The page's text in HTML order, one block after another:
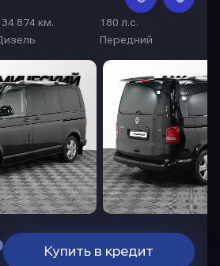
874 км.
180 л.с.
Передний
Купить в кредит